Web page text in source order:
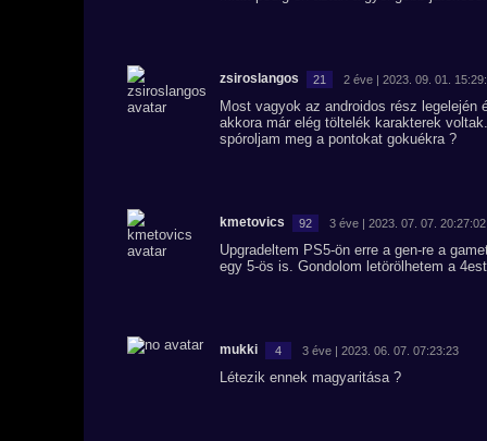
zsiroslangos 21 2 éve | 2023. 09. 01.
Most vagyok az androidos rész
akkora már elég töltelék karakterek
spóroljam meg a pontokat gokuékra ?
kmetovics 92 3 éve | 2023. 07. 07. 20:27:02
Upgradeltem PS5-ön erre a gen-re a
egy 5-ös is. Gondolom letörölhetem a
mukki 4 3 éve | 2023. 06. 07. 07:23:23
Létezik ennek magyaritása ?